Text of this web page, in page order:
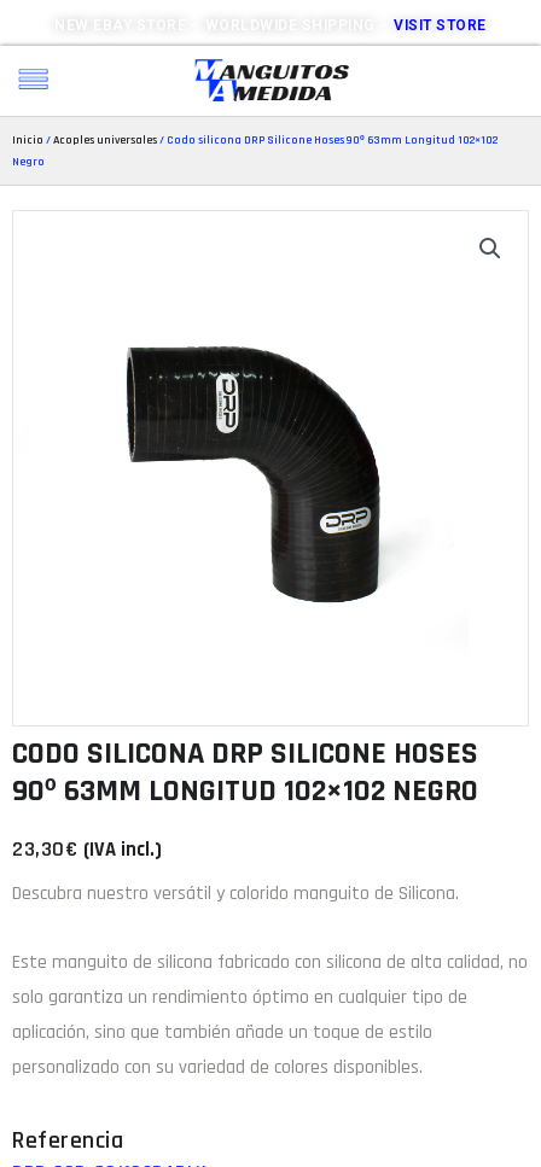
NEW EBAY STORE – WORLDWIDE SHIPPING –VISIT STORE
Inicio /Acoples universales/ Codo silicona DRP Silicone Hoses 90º 63mm Longitud 102×102
Negro
CODO SILICONA DRP SILICONE HOSES
90º 63MM LONGITUD 102×102 NEGRO
23,30€ (IVA incl.)
Descubra nuestro versátil y colorido manguito de Silicona.
Este manguito de silicona fabricado con silicona de alta calidad, no
solo garantiza un rendimiento óptimo en cualquier tipo de
aplicación, sino que también añade un toque de estilo
personalizado con su variedad de colores disponibles.